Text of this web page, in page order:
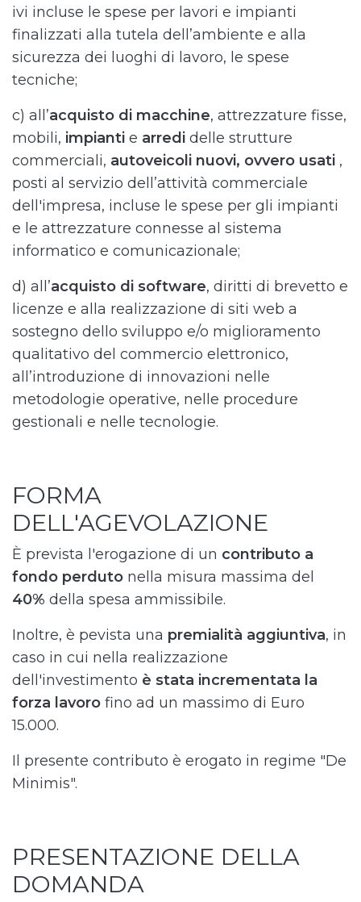
ivi incluse le spese per lavori e impianti
finalizzati alla tutela dell’ambiente e alla
sicurezza dei luoghi di lavoro, le spese
tecniche;
c) all’acquisto di macchine, attrezzature fisse,
mobili, impianti e arredi delle strutture
commerciali, autoveicoli nuovi, ovvero usati ,
posti al servizio dell’attività commerciale
dell'impresa, incluse le spese per gli impianti
e le attrezzature connesse al sistema
informatico e comunicazionale;
d) all’acquisto di software, diritti di brevetto e
licenze e alla realizzazione di siti web a
sostegno dello sviluppo e/o miglioramento
qualitativo del commercio elettronico,
all’introduzione di innovazioni nelle
metodologie operative, nelle procedure
gestionali e nelle tecnologie.
FORMA
DELL'AGEVOLAZIONE
È prevista l'erogazione di un contributo a
fondo perduto nella misura massima del
40% della spesa ammissibile.
Inoltre, è pevista una premialità aggiuntiva, in
caso in cui nella realizzazione
dell'investimento è stata incrementata la
forza lavoro fino ad un massimo di Euro
15.000.
Il presente contributo è erogato in regime "De
Minimis".
PRESENTAZIONE DELLA
DOMANDA